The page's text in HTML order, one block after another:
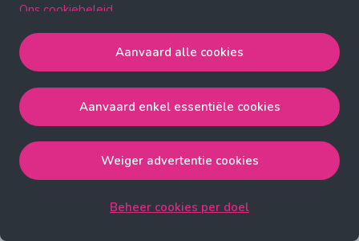
Ons cookiebeleid
Aanvaard alle cookiesgaat akkoord met de strict
noodzakelijke, analytische, functionele en advertentie
cookies.
de strict noodzakelijke cookies.
Weiger advertentie cookiesgaat akkoord met de strict
Aanvaard alle cookies
Aanvaard enkel essentiële cookies
Weiger advertentie cookies
Beheer cookies per doel